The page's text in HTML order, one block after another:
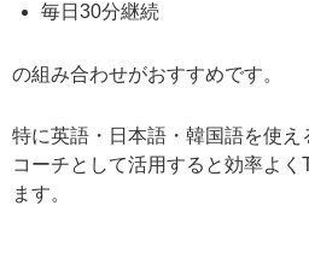
毎日30分継続
の組み合わせがおすすめです。
特に英語・日本語・韓国語を使
コーチとして活用すると効率よ
ます。